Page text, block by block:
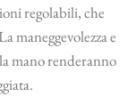
regolabili, che
maneggevolezza e
mano renderanno